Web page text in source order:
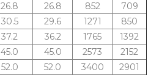
26.8 26.8 852
709
30.5 29.6 1271
850
37.2 36.2 1765
1392
45.0 45.0 2573
2152
52.0 52.0 3400
2901